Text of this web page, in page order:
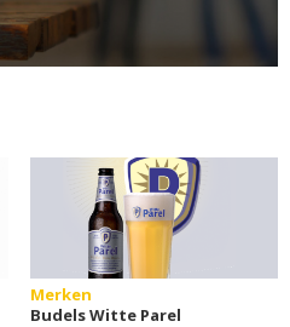
Merken
Budels Witte Parel